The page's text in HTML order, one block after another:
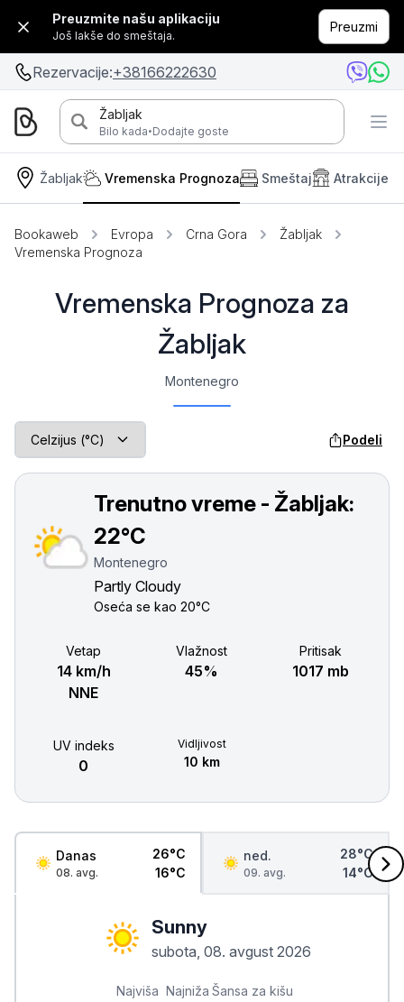
Preuzmite našu aplikaciju
Još lakše do smeštaja.
Preuzmi
Rezervacije:+38166222630
Žabljak
Bilo kada·Dodajte goste
Žabljak Smeštaj Atrakcije
Vremenska Prognoza
Bookaweb Evropa Crna Gora
Žabljak
Vremenska Prognoza
Vremenska Prognoza za
Žabljak
Montenegro
Podeli
Trenutno vreme - Žabljak:
22°C
Montenegro
Partly Cloudy
Oseća se kao 20°C
Vetар
14 km/h
NNE
Vlažnost
45%
Pritisak
1017 mb
UV indeks
0
Vidljivost
10 km
Danas
08. avg.
26°C
16°C
ned.
09. avg.
28°C
14°C
Sunny
subota, 08. avgust 2026
Najviša Najniža Šansa za kišu